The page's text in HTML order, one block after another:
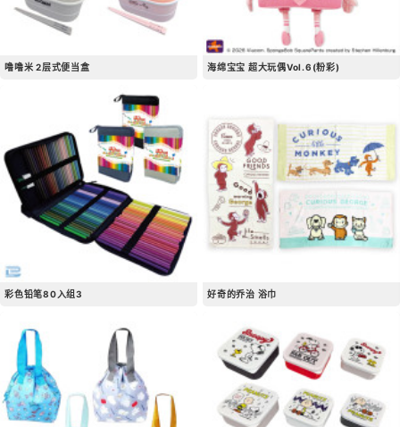
噜噜米 2层式便当盒 海绵宝宝 超大玩偶Vol.6(粉彩)
彩色铅笔80入组3 好奇的乔治 浴巾